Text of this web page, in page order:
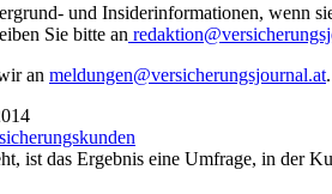
und Insiderinformationen, wenn
Sie bitte an
an meldungen@versicherungsjournal.at.
ist das Ergebnis eine Umfrage, in der